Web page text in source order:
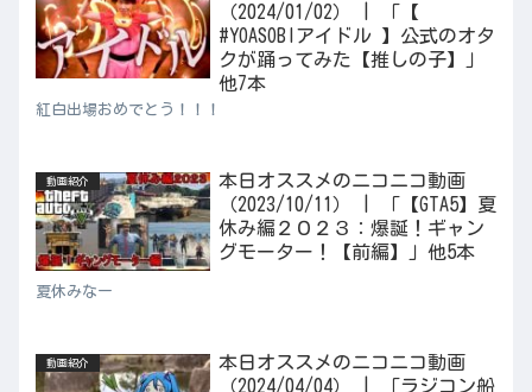
（2024/01/02） | 「【
#YOASOBIアイドル 】公式のオタ
クが踊ってみた【推しの子】」
他7本
紅白出場おめでとう！！！
動画紹介
本日オススメのニコニコ動画
（2023/10/11） | 「【GTA5】夏
休み編２０２３：爆誕！ギャン
グモーター！【前編】」他5本
夏休みなー
動画紹介
本日オススメのニコニコ動画
（2024/04/04） | 「ラジコン船